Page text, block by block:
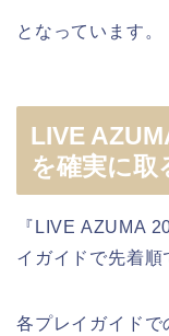
となっています。
LIVE
を確実に取
『LIVE AZUMA
イガイドで先着順
各プレイガイドで